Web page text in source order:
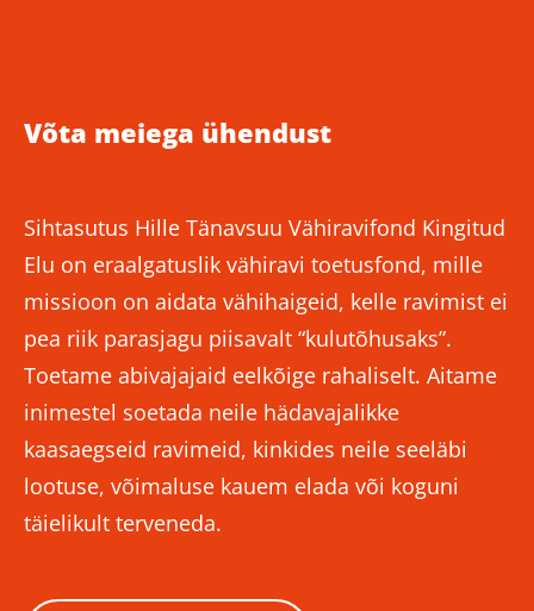
Võta meiega ühendust
Sihtasutus Hille Tänavsuu Vähiravifond Kingitud
Elu on eraalgatuslik vähiravi toetusfond, mille
missioon on aidata vähihaigeid, kelle ravimist ei
pea riik parasjagu piisavalt “kulutõhusaks”.
Toetame abivajajaid eelkõige rahaliselt. Aitame
inimestel soetada neile hädavajalikke
kaasaegseid ravimeid, kinkides neile seeläbi
lootuse, võimaluse kauem elada või koguni
täielikult terveneda.